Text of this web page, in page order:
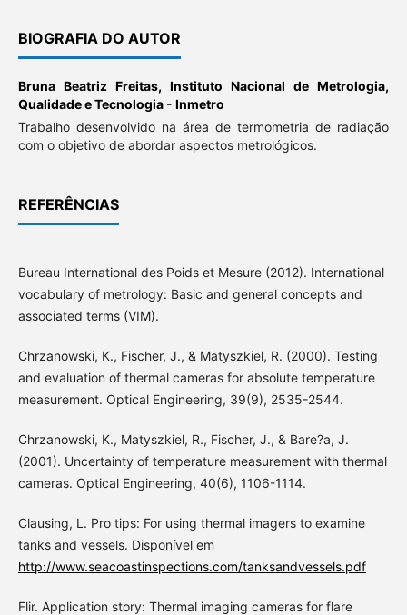
BIOGRAFIA DO AUTOR
Bruna Beatriz Freitas, Instituto Nacional de Metrologia,
Qualidade e Tecnologia - Inmetro
Trabalho desenvolvido na área de termometria de radiação
com o objetivo de abordar aspectos metrológicos.
REFERÊNCIAS
Bureau International des Poids et Mesure (2012). International
vocabulary of metrology: Basic and general concepts and
associated terms (VIM).
Chrzanowski, K., Fischer, J., & Matyszkiel, R. (2000). Testing
and evaluation of thermal cameras for absolute temperature
measurement. Optical Engineering, 39(9), 2535-2544.
Chrzanowski, K., Matyszkiel, R., Fischer, J., & Bare?a, J.
(2001). Uncertainty of temperature measurement with thermal
cameras. Optical Engineering, 40(6), 1106-1114.
Clausing, L. Pro tips: For using thermal imagers to examine
tanks and vessels. Disponível em
http://www.seacoastinspections.com/tanksandvessels.pdf
Flir. Application story: Thermal imaging cameras for flare